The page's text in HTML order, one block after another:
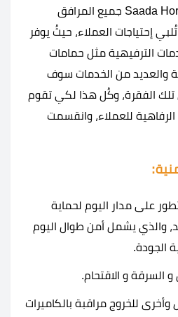
يضم كمبوند سعادة Saada Horizon جميع المرافق
إحتياجات العملاء، حيثُ يوفر
الترفيهية مثل حمامات
والعديد من الخدمات سوف
تلك الفقرة، وكُل هذا لكي تقوم
للعملاء، وانقسمت
على مدار اليوم لحماية
والذي يشمل أمن طوال اليوم
الجودة.
السرقة و الاقتحام.
وأخرى للخروج مراقبة بالكاميرات